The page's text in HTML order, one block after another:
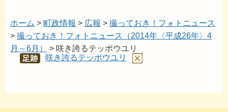
ホーム > 町政情報 > 広報 > 撮っておき！フォトニュース
> 撮っておき！フォトニュース（2014年〈平成26年〉4
月～6月）
> 咲き誇るテッポウユリ
あし
咲き誇るテッポウユリ